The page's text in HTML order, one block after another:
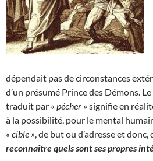
dépendait pas de circonstances
d’un présumé Prince des Démons.
traduit par « pécher » signifie en
à la possibilité, pour le mental
« cible » , de but ou d’adresse et donc,
reconnaître quels sont ses propres